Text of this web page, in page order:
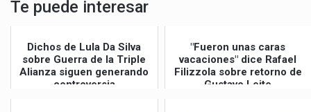
Te puede interesar
Dichos de Lula Da Silva
sobre Guerra de la Triple
Alianza siguen generando
controversia
"Fueron unas caras
vacaciones" dice Rafael
Filizzola sobre retorno de
Gustavo Leite